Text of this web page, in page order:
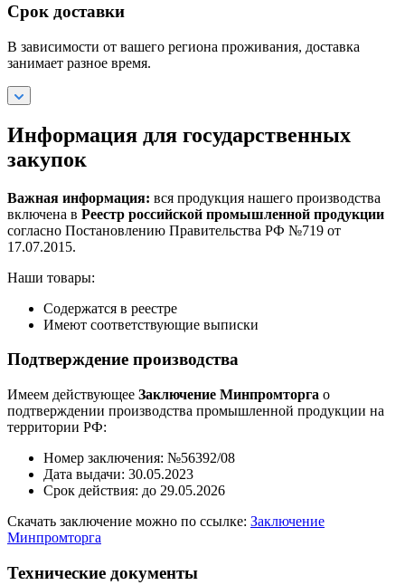
Срок доставки
В зависимости от вашего региона проживания, доставка
занимает разное время.
Информация для государственных
закупок
Важная информация: вся продукция нашего производства
включена в Реестр российской промышленной продукции
согласно Постановлению Правительства РФ №719 от
17.07.2015.
Наши товары:
Содержатся в реестре
Имеют соответствующие выписки
Подтверждение производства
Имеем действующее Заключение Минпромторга о
подтверждении производства промышленной продукции на
территории РФ:
Номер заключения: №56392/08
Дата выдачи: 30.05.2023
Срок действия: до 29.05.2026
Скачать заключение можно по ссылке: Заключение
Минпромторга
Технические документы